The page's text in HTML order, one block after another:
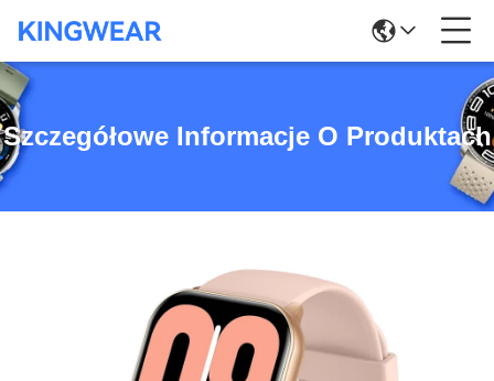
Szczegółowe Informacje O Produktach